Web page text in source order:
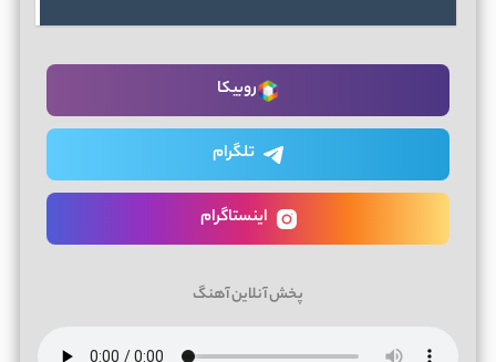
روبیکا
تلگرام
اینستاگرام
پخش آنلاین آهنگ